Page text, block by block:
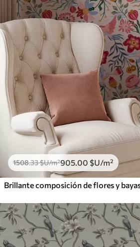
1508.33$U/m²905.00 $U/m²